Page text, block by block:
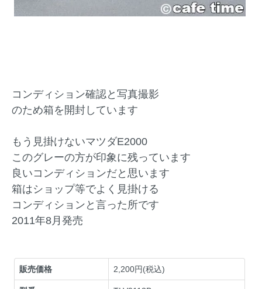
コンディション確認と写真撮影
のため箱を開封しています
もう見掛けないマツダE2000
このグレーの方が印象に残っています
良いコンディションだと思います
箱はショップ等でよく見掛ける
コンディションと言った所です
2011年8月発売
販売価格 2,200円(税込)